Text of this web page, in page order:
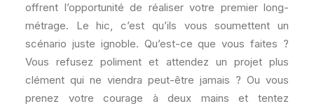
offrent l’opportunité de réaliser votre premier long-
métrage. Le hic, c’est qu’ils vous soumettent un
scénario juste ignoble. Qu’est-ce que vous faites ?
Vous refusez poliment et attendez un projet plus
clément qui ne viendra peut-être jamais ? Ou vous
prenez votre courage à deux mains et tentez